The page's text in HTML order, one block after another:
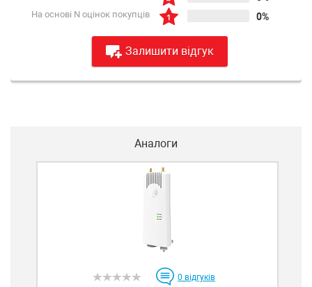
На основі N оцінок покупців
0%
Залишити відгук
Аналоги
0 відгуків